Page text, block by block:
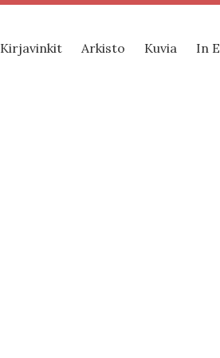
Kirjavinkit Arkisto Kuvia In